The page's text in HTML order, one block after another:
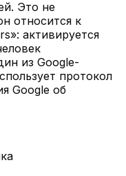
Это не
относится к
активируется
из Google-
протокол
Google об